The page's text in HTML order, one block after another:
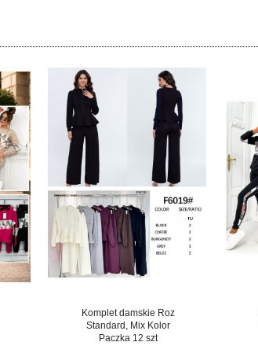
Komplet damskie Roz
Standard, Mix Kolor
Paczka 12 szt